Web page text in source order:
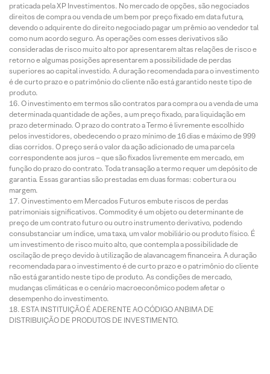
praticada pela XP Investimentos. No mercado de opções, são negociados
direitos de compra ou venda de um bem por preço fixado em data futura,
devendo o adquirente do direito negociado pagar um prêmio ao vendedor tal
como num acordo seguro. As operações com esses derivativos são
consideradas de risco muito alto por apresentarem altas relações de risco e
retorno e algumas posições apresentarem a possibilidade de perdas
superiores ao capital investido. A duração recomendada para o investimento
é de curto prazo e o patrimônio do cliente não está garantido neste tipo de
produto.
O investimento em termos são contratos para compra ou a venda de uma
determinada quantidade de ações, a um preço fixado, para liquidação em
prazo determinado. O prazo do contrato a Termo é livremente escolhido
pelos investidores, obedecendo o prazo mínimo de 16 dias e máximo de 999
dias corridos. O preço será o valor da ação adicionado de uma parcela
correspondente aos juros – que são fixados livremente em mercado, em
função do prazo do contrato. Toda transação a termo requer um depósito de
garantia. Essas garantias são prestadas em duas formas: cobertura ou
margem.
O investimento em Mercados Futuros embute riscos de perdas
patrimoniais significativos. Commodity é um objeto ou determinante de
preço de um contrato futuro ou outro instrumento derivativo, podendo
consubstanciar um índice, uma taxa, um valor mobiliário ou produto físico. É
um investimento de risco muito alto, que contempla a possibilidade de
oscilação de preço devido à utilização de alavancagem financeira. A duração
recomendada para o investimento é de curto prazo e o patrimônio do cliente
não está garantido neste tipo de produto. As condições de mercado,
mudanças climáticas e o cenário macroeconômico podem afetar o
desempenho do investimento.
ESTA INSTITUIÇÃO É ADERENTE AO CÓDIGO ANBIMA DE
DISTRIBUIÇÃO DE PRODUTOS DE INVESTIMENTO.